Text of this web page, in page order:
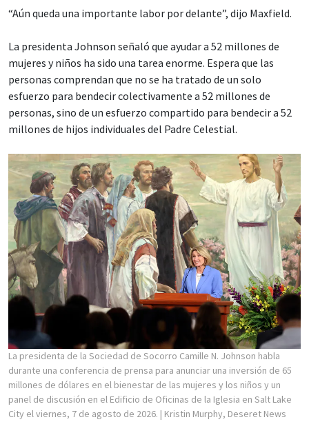
“Aún queda una importante labor por delante”, dijo Maxfield.
La presidenta Johnson señaló que ayudar a 52 millones de
mujeres y niños ha sido una tarea enorme. Espera que las
personas comprendan que no se ha tratado de un solo
esfuerzo para bendecir colectivamente a 52 millones de
personas, sino de un esfuerzo compartido para bendecir a 52
millones de hijos individuales del Padre Celestial.
La presidenta de la Sociedad de Socorro Camille N. Johnson habla
durante una conferencia de prensa para anunciar una inversión de 65
millones de dólares en el bienestar de las mujeres y los niños y un
panel de discusión en el Edificio de Oficinas de la Iglesia en Salt Lake
City el viernes, 7 de agosto de 2026. | Kristin Murphy, Deseret News